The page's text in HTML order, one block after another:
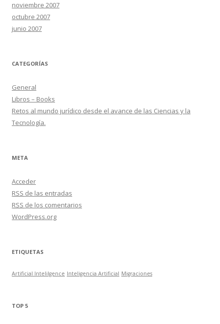
noviembre 2007
octubre 2007
junio 2007
CATEGORÍAS
General
Libros – Books
Retos al mundo jurídico desde el avance de las Ciencias y la
Tecnología.
META
Acceder
RSS de las entradas
RSS de los comentarios
WordPress.org
ETIQUETAS
Artificial Intelilgence Inteligencia Artificial Migraciones
TOP 5